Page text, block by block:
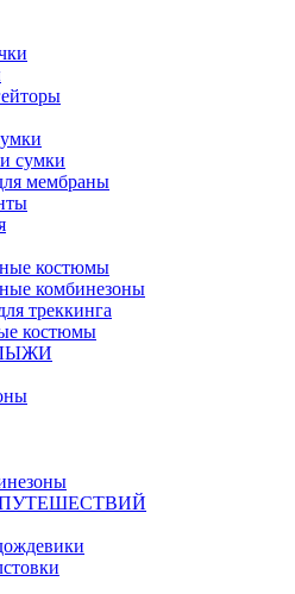
сумки
мембраны
костюмы
комбинезоны
треккинга
костюмы